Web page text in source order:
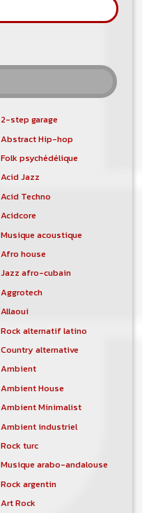
2-step garage
Abstract Hip-hop
Folk psychédélique
Acid Jazz
Acid Techno
Acidcore
Musique acoustique
Afro house
Jazz afro-cubain
Aggrotech
Allaoui
Rock alternatif latino
Country alternative
Ambient
Ambient House
Ambient Minimalist
Ambient industriel
Rock turc
Musique arabo-andalouse
Rock argentin
Art Rock